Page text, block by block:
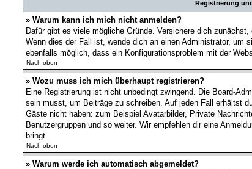
Registrierung
» Warum kann ich mich nicht anmelden?
Dafür gibt es viele mögliche Gründe. Versichere dich
Wenn dies der Fall ist, wende dich an einen Administrator, um
ebenfalls möglich, dass ein Konfigurationsproblem mit der
Nach oben
» Wozu muss ich mich überhaupt registrieren?
Eine Registrierung ist nicht unbedingt zwingend. Die Board-
sein musst, um Beiträge zu schreiben. Auf jeden Fall erhältst
Gäste nicht haben: zum Beispiel Avatarbilder, Private
Benutzergruppen und so weiter. Wir empfehlen dir eine
bringt.
Nach oben
» Warum werde ich automatisch abgemeldet?